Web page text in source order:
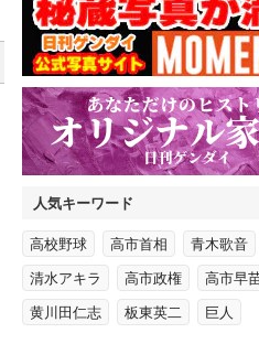
人気キーワード
高校野球 高市首相 青木歌音
清水アキラ 高市政権 高市早
黄川田仁志 板東英二 巨人